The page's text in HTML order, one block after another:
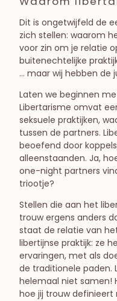
Dit is ongetwijfeld de
zich stellen: waarom
voor zin om je relatie
buitenechtelijke
… maar wij hebben de
Laten we beginnen
Libertarisme omvat
seksuele praktijken,
tussen de partners.
beoefend door
alleenstaanden. Ja,
one-night partners
triootje?
Stellen die aan het
trouw ergens anders
staat de relatie van
libertijnse praktijk: ze
ervaringen, met als
de traditionele paden.
helemaal niet samen!
hoe jij trouw